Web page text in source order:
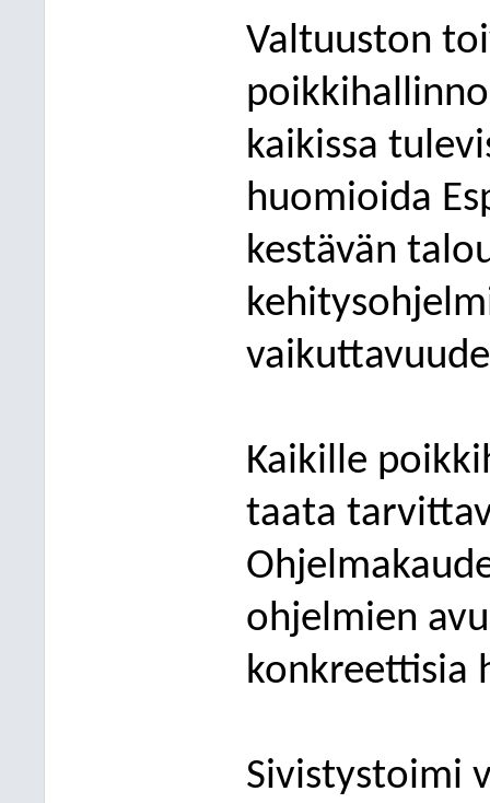
Valtuuston
kaikissa
huomioida
kestävän
Kaikille
taata
ohjelmien
konkreettisia
Sivistystoimi